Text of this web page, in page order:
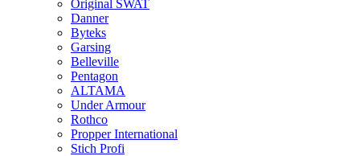
Original SWAT
Danner
Byteks
Garsing
Belleville
Pentagon
ALTAMA
Under Armour
Rothco
Propper International
Stich Profi